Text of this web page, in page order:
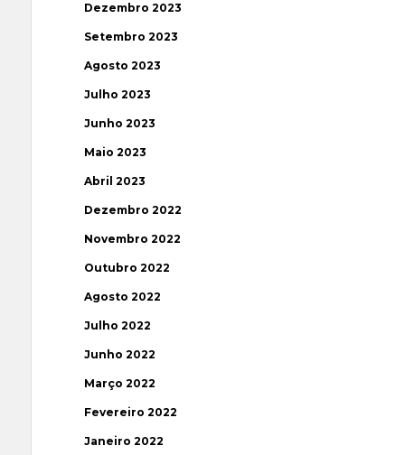
Dezembro 2023
Setembro 2023
Agosto 2023
Julho 2023
Junho 2023
Maio 2023
Abril 2023
Dezembro 2022
Novembro 2022
Outubro 2022
Agosto 2022
Julho 2022
Junho 2022
Março 2022
Fevereiro 2022
Janeiro 2022